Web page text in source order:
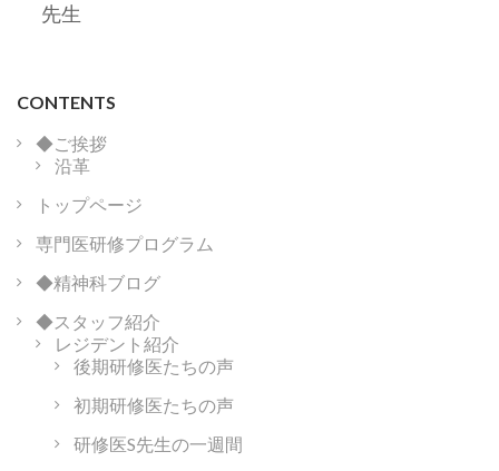
先生
CONTENTS
◆ご挨拶
沿革
トップページ
専門医研修プログラム
◆精神科ブログ
◆スタッフ紹介
レジデント紹介
後期研修医たちの声
初期研修医たちの声
研修医S先生の一週間